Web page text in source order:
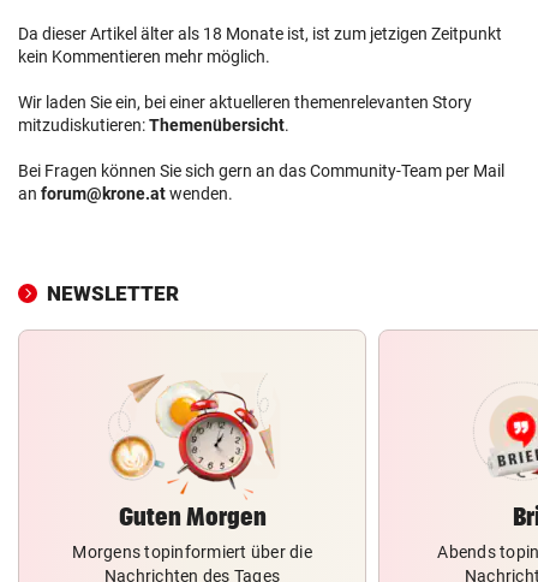
Da dieser Artikel älter als 18 Monate ist, ist zum jetzigen Zeitpunkt
kein Kommentieren mehr möglich.
Wir laden Sie ein, bei einer aktuelleren themenrelevanten Story
mitzudiskutieren:Themenübersicht.
Bei Fragen können Sie sich gern an das Community-Team per Mail
an forum@krone.atwenden.
NEWSLETTER
Guten Morgen
Morgens topinformiert über die
Nachrichten des Tages
Abends